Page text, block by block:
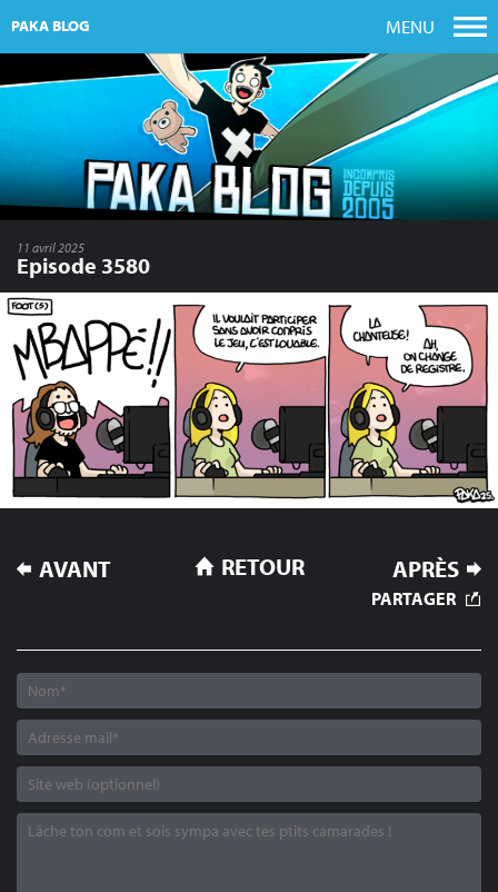
PAKA BLOG MENU
11 avril 2025
Episode 3580
NAVIGATION
DE
AVANT APRÈS
RETOUR
PARTAGER